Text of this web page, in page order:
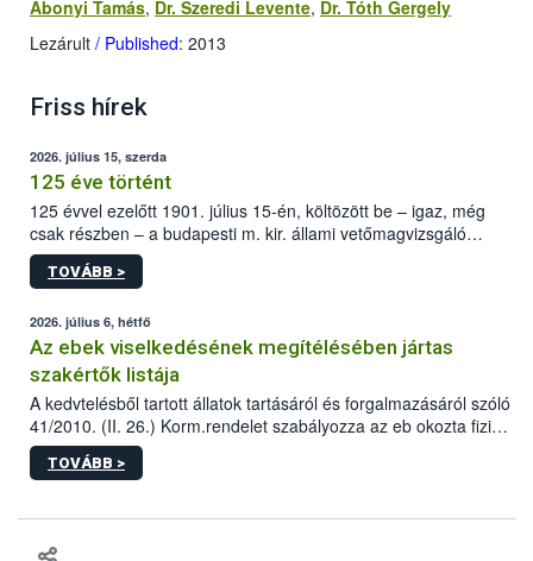
Abonyi Tamás, Dr. Szeredi Levente, Dr. Tóth Gergely
Lezárult / Published: 2013
Friss hírek
2026. július 15, szerda
125 éve történt
125 évvel ezelőtt 1901. július 15-én, költözött be – igaz, még
csak részben – a budapesti m. kir. állami vetőmagvizsgáló
állomás a Kis Rókus utca 15. szám alatti, Czigler Győző által
tervezett új épületébe.
TOVÁBB >
2026. július 6, hétfő
Az ebek viselkedésének megítélésében jártas
szakértők listája
A kedvtelésből tartott állatok tartásáról és forgalmazásáról szóló
41/2010. (II. 26.) Korm.rendelet szabályozza az eb okozta fizikai
sérülés, illetve ennek veszélye keletkezésekor felmerülő
hatósági feladatokat, valamint a veszélyes eb tartását és annak
vonni az ebek viselkedésének megítélésében jártas szakértőt.
TOVÁBB >